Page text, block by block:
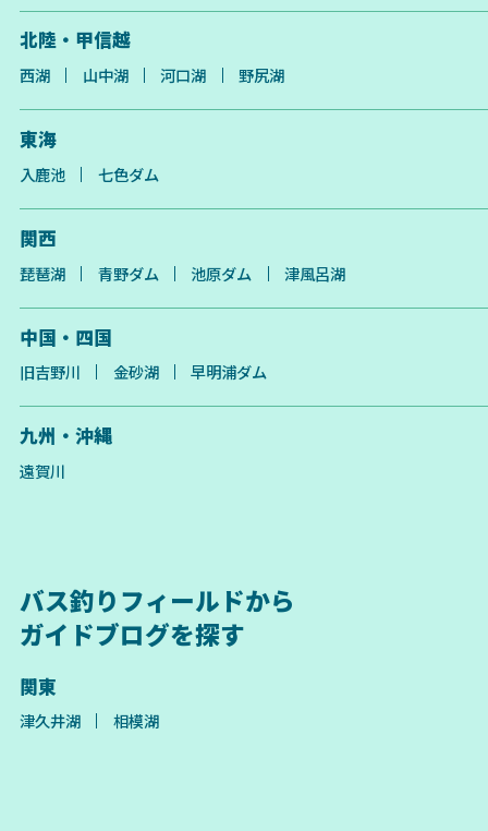
北陸・甲信越
西湖 山中湖 河口湖 野尻湖
東海
入鹿池 七色ダム
関西
琵琶湖 青野ダム 池原ダム 津風呂湖
中国・四国
旧吉野川 金砂湖 早明浦ダム
九州・沖縄
遠賀川
バス釣りフィールドから
ガイドブログを探す
関東
津久井湖 相模湖